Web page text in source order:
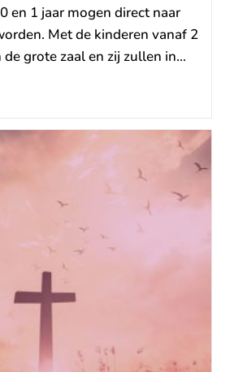
en 1 jaar mogen direct naar
Met de kinderen vanaf 2
de grote zaal en zij zullen in…